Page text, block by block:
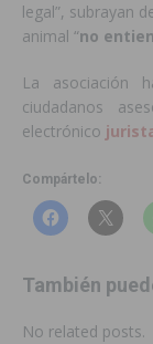
legal”, subrayan
animal “no
La asociación
ciudadanos
electrónico
Compártelo:
También
No related posts.